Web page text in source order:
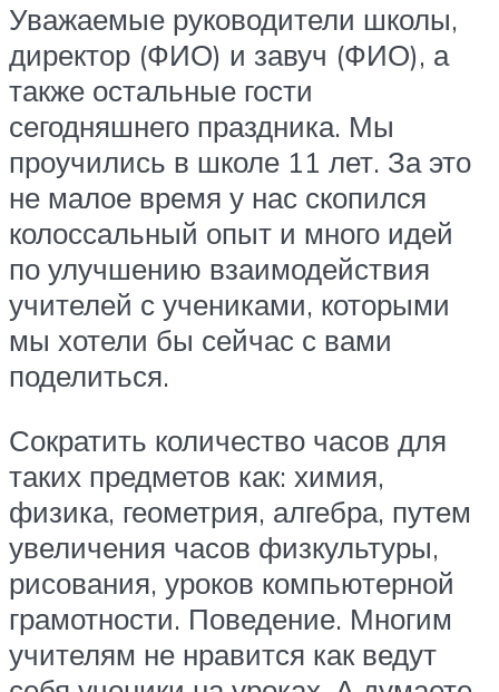
Уважаемые руководители школы,
директор (ФИО) и завуч (ФИО), а
также остальные гости
сегодняшнего праздника. Мы
проучились в школе 11 лет. За это
не малое время у нас скопился
колоссальный опыт и много идей
по улучшению взаимодействия
учителей с учениками, которыми
мы хотели бы сейчас с вами
поделиться.
Сократить количество часов для
таких предметов как: химия,
физика, геометрия, алгебра, путем
увеличения часов физкультуры,
рисования, уроков компьютерной
грамотности. Поведение. Многим
учителям не нравится как ведут